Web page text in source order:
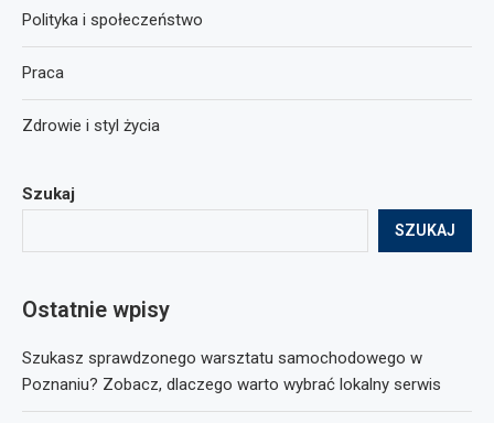
Szukaj
SZUKAJ
Ostatnie wpisy
Szukasz sprawdzonego warsztatu samochodowego w
Poznaniu? Zobacz, dlaczego warto wybrać lokalny serwis
Polityka i społeczeństwo
Praca
Zdrowie i styl życia